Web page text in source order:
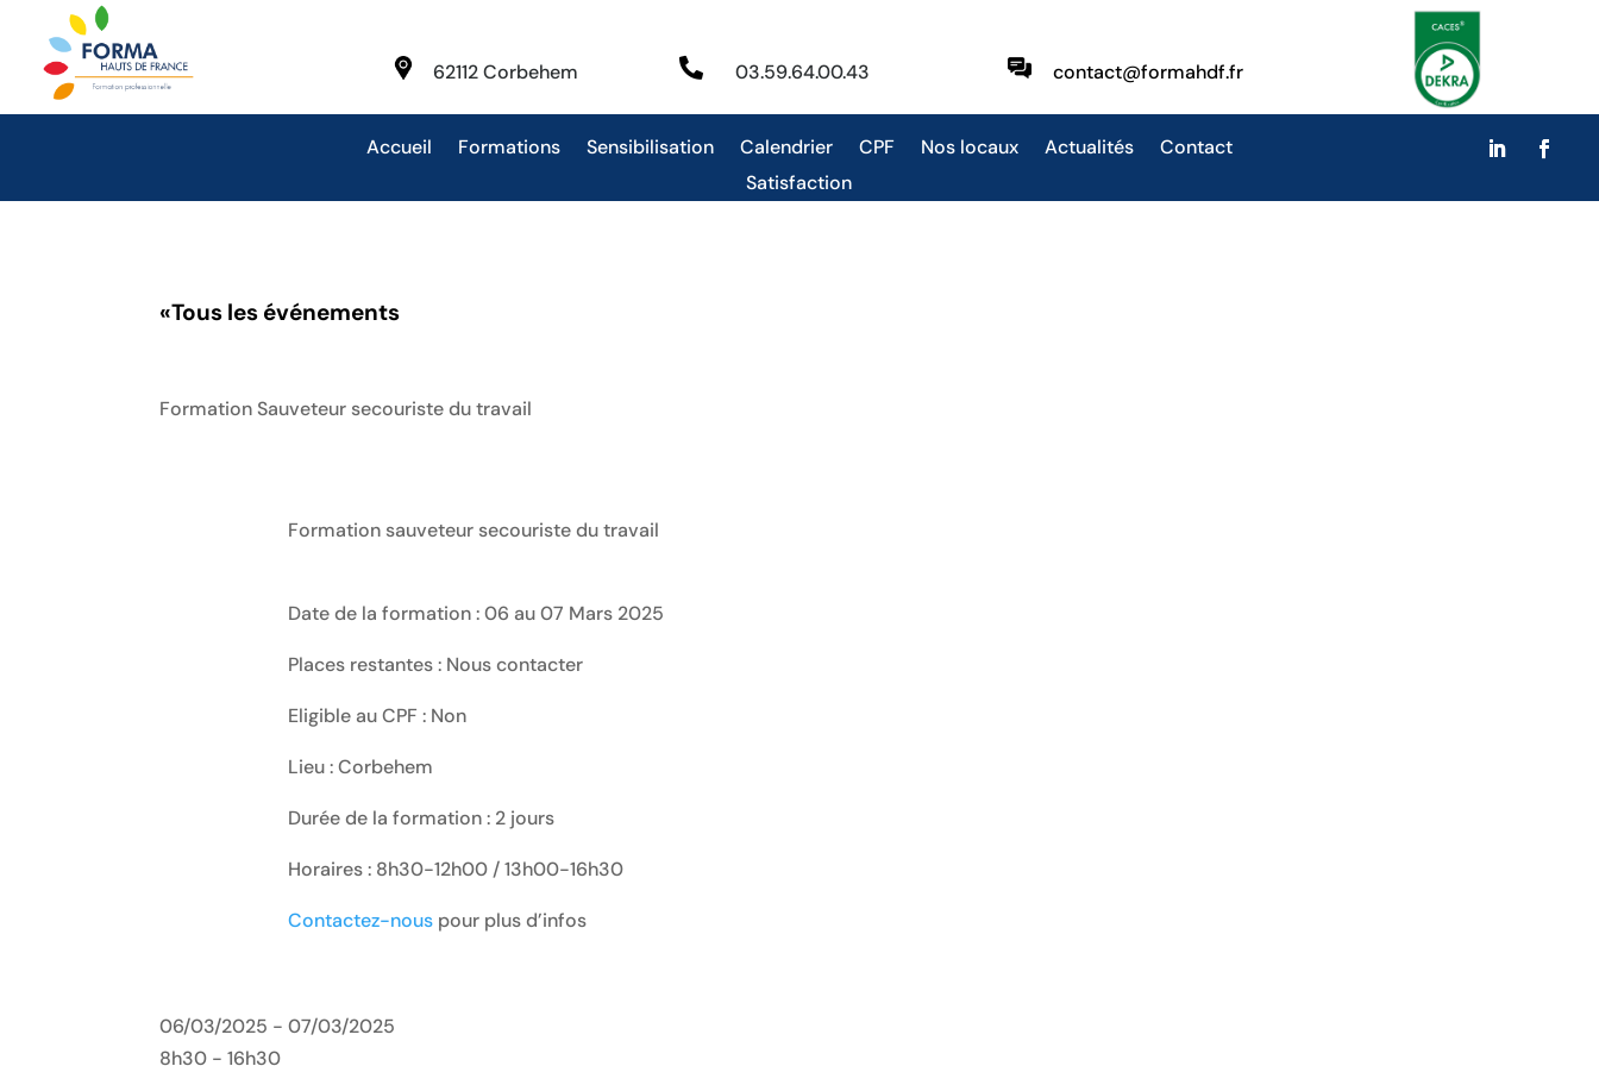
62112 Corbehem  03.59.64.00.43 contact@formahdf.fr
Accueil Formations Sensibilisation Calendrier CPF Nos locaux Actualités
Contact
Satisfaction
«Tous les événements
Formation Sauveteur secouriste du travail
Formation sauveteur secouriste du travail
Date de la formation : 06 au 07 Mars 2025
Places restantes : Nous contacter
Eligible au CPF : Non
Lieu : Corbehem
Durée de la formation : 2 jours
Horaires : 8h30-12h00 / 13h00-16h30
Contactez-nouspour plus d’infos
06/03/2025 - 07/03/2025
8h30 - 16h30